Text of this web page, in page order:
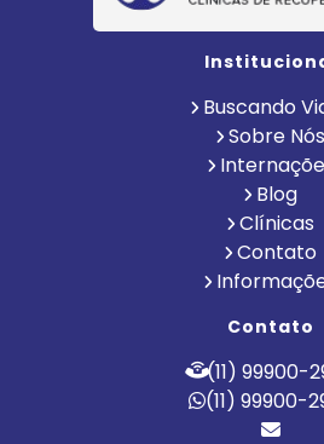
Buscando
Sobre Nós
Blog
Clínicas
Contato
Contato
(11) 99900-
(11) 99900-